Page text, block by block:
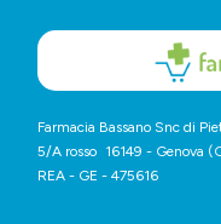
Farmacia Bassano Snc di
5/A rosso 16149 - Genova
REA - GE - 475616